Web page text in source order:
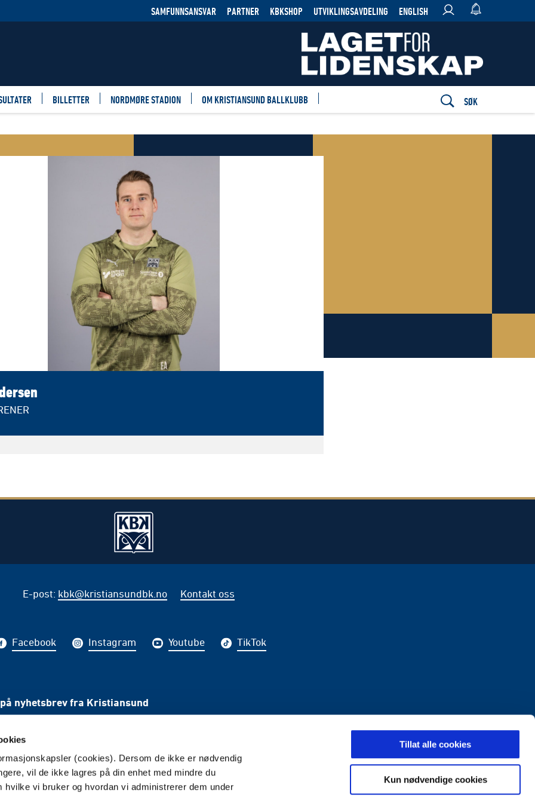
(cookies). Dersom de ikke er nødvendig
vil de ikke lagres på din enhet med mindre du
hvilke vi bruker og hvordan vi administrerer dem under
Tillat alle cookies
Kun nødvendige cookies
SAMFUNNSANSVAR PARTNER KBKSHOP UTVIKLINGSAVDELING ENGLISH
BILLETTER NORDMØRE STADION OM KRISTIANSUND BALLKLUBB SØK
E-post: kbk@kristiansundbk.no Kontakt oss
Facebook Instagram Youtube TikTok
nyhetsbrev fra Kristiansund